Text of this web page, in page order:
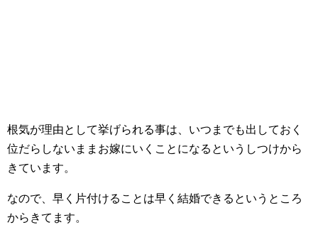
根気が理由として挙げられる事は、いつまでも出しておく
位だらしないままお嫁にいくことになるというしつけから
きています。
なので、早く片付けることは早く結婚できるというところ
からきてます。